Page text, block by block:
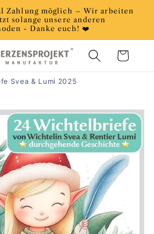
Zahlung möglich – Wir arbeiten
solange unsere anderen
- Danke euch! ❤️
Warenkorb
Svea & Lumi 2025